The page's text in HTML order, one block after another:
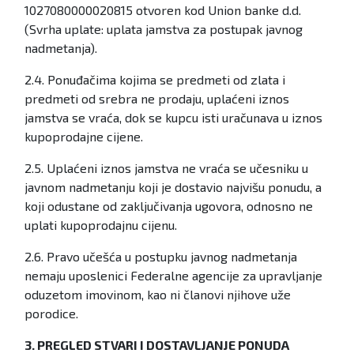
1027080000020815 otvoren kod Union banke d.d.
(Svrha uplate: uplata jamstva za postupak javnog
nadmetanja).
2.4. Ponuđačima kojima se predmeti od zlata i
predmeti od srebra ne prodaju, uplaćeni iznos
jamstva se vraća, dok se kupcu isti uračunava u iznos
kupoprodajne cijene.
2.5. Uplaćeni iznos jamstva ne vraća se učesniku u
javnom nadmetanju koji je dostavio najvišu ponudu, a
koji odustane od zaključivanja ugovora, odnosno ne
uplati kupoprodajnu cijenu.
2.6. Pravo učešća u postupku javnog nadmetanja
nemaju uposlenici Federalne agencije za upravljanje
oduzetom imovinom, kao ni članovi njihove uže
porodice.
3. PREGLED STVARI I DOSTAVLJANJE PONUDA